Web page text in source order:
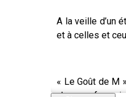
A la veille d’un
et à celles et
« Le Goût de M